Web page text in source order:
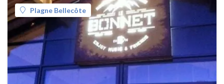
Plagne Bellecôte